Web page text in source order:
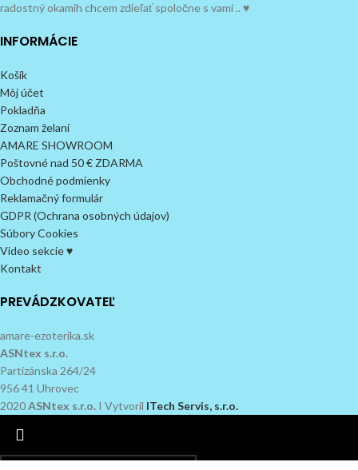
radostný okamih chcem zdieľať spoločne s vami .. ♥
INFORMÁCIE
Košík
Môj účet
Pokladňa
Zoznam želaní
AMARE SHOWROOM
Poštovné nad 50 € ZDARMA
Obchodné podmienky
Reklamačný formulár
GDPR (Ochrana osobných údajov)
Súbory Cookies
Video sekcie ♥
Kontakt
PREVÁDZKOVATEĽ
amare-ezoterika.sk
ASNtex s.r.o.
Partizánska 264/24
956 41 Uhrovec
2020ASNtex s.r.o. I Vytvoril ITech Servis, s.r.o.